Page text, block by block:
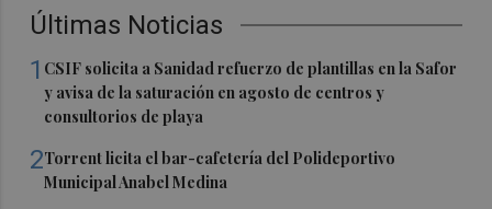
Últimas Noticias
1 CSIF solicita a Sanidad refuerzo de plantillas en la Safor
y avisa de la saturación en agosto de centros y
consultorios de playa
2Torrent licita el bar-cafetería del Polideportivo
Municipal Anabel Medina